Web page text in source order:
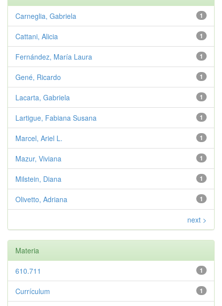
1
Carneglia, Gabriela
1
Cattani, Alicia
1
Fernández, María Laura
1
Gené, Ricardo
1
Lacarta, Gabriela
1
Lartigue, Fabiana Susana
1
Marcel, Ariel L.
1
Mazur, Viviana
1
Milstein, Diana
1
Olivetto, Adriana
next >
Materia
1
610.711
1
Currículum